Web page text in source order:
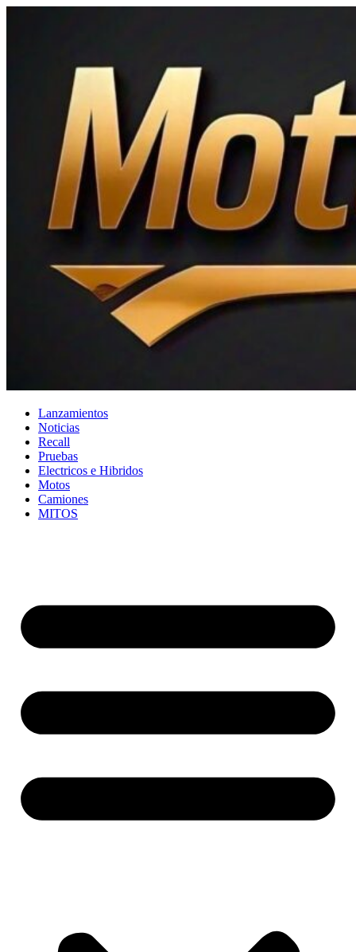
Lanzamientos
Noticias
Recall
Pruebas
Electricos e Hibridos
Motos
Camiones
MITOS